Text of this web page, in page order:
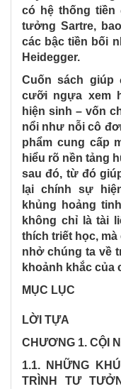
có hệ thống
tưởng Sartre,
các bậc tiền bối
Heidegger.
Cuốn sách giúp
cưỡi ngựa xem
hiện sinh – vốn
nổi như nỗi cô
phẩm cung cấp
hiểu rõ nền tảng
sau đó, từ đó
lại chính sự
khủng hoảng
không chỉ là tài
thích triết học,
nhở chúng ta về
khoảnh khắc của
MỤC LỤC
LỜI TỰA
CHƯƠNG 1. CỘI
1.1. NHỮNG
TRÌNH TƯ